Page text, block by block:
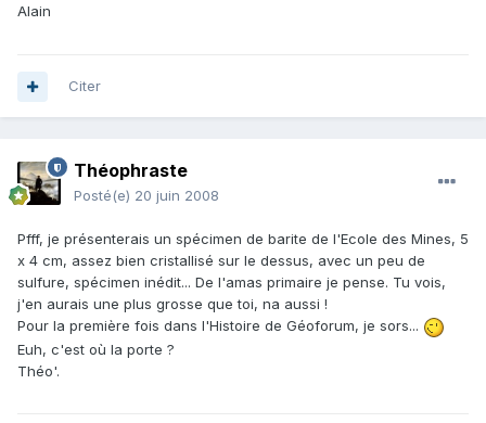
Alain
Citer
Théophraste
Posté(e) 20 juin 2008
Pfff, je présenterais un spécimen de barite de l'Ecole des Mines, 5
x 4 cm, assez bien cristallisé sur le dessus, avec un peu de
sulfure, spécimen inédit... De l'amas primaire je pense. Tu vois,
j'en aurais une plus grosse que toi, na aussi !
Pour la première fois dans l'Histoire de Géoforum, je sors...
Euh, c'est où la porte ?
Théo'.